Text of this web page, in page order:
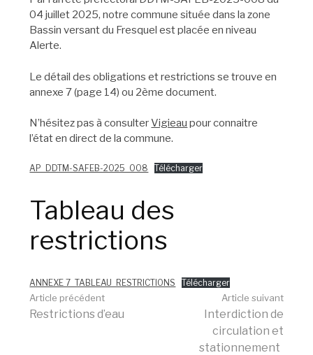
04 juillet 2025, notre commune située dans la zone
Bassin versant du Fresquel est placée en niveau
Alerte.
Le détail des obligations et restrictions se trouve en
annexe 7 (page 14) ou 2ème document.
N’hésitez pas à consulterVigieau pour connaitre
l’état en direct de la commune.
AP_DDTM-SAFEB-2025_008 Télécharger
Tableau des
restrictions
ANNEXE 7_TABLEAU_RESTRICTIONS Télécharger
Lire
Article précédent
Restrictions d’eau
Article suivant
Interdiction de
circulation et
stationnement